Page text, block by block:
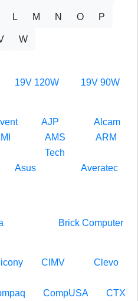
L M N O P
W
19V 120W 19V 90W
AJP
Alcam
AMS
Tech
ARM
Asus Averatec
Brick Computer
CIMV Clevo
CompUSA CTX